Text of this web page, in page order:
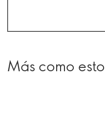
Más como esto